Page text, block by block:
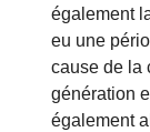
également
eu une
cause de la
génération
également